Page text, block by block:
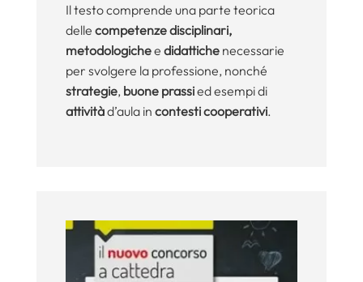
Il testo comprende una parte teorica
delle competenze disciplinari,
metodologichee didattichenecessarie
per svolgere la professione, nonché
strategie, buone prassied esempi di
attivitàd’aula in contesti cooperativi.